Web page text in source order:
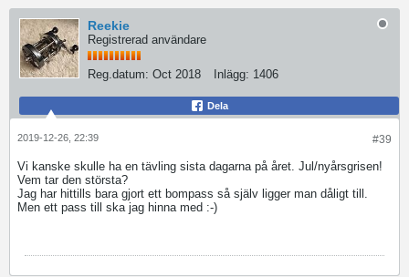
Reekie
Registrerad användare
Reg.datum: Oct 2018 Inlägg: 1406
Dela
#39
2019-12-26, 22:39
Vi kanske skulle ha en tävling sista dagarna på året. Jul/nyårsgrisen!
Vem tar den största?
Jag har hittills bara gjort ett bompass så själv ligger man dåligt till.
Men ett pass till ska jag hinna med :-)